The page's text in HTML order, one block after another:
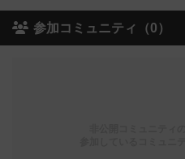
参加コミュニティ（0）